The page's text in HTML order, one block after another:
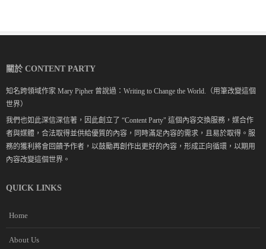
關於 CONTENT PARTY
知名跨領域作家 Mary Pipher 曾說過：Writing to Change the World.（用筆改變這個
世界）
我們也如此深信深信著，因此創立了 “Content Party" 這個內容交換服務，媒合作
者與媒體，合法取得並供給優質的內容，同時滿足內容的需求，且易於取得。服
務的獲利將會回饋予作者，以鼓勵再創作出更好的內容，形成正向循環，以期用
內容改變這個世界。
QUICK LINKS
Home
About Us